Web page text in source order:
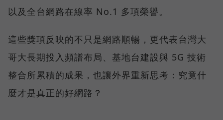
以及全台網路在線率 No.1 多項榮譽。
這些獎項反映的不只是網路順暢，更代表台灣大
哥大長期投入頻譜布局、基地台建設與 5G 技術
整合所累積的成果，也讓外界重新思考：究竟什
麼才是真正的好網路？